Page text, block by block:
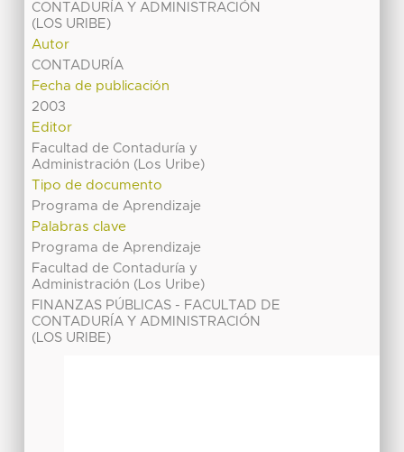
CONTADURÍA Y ADMINISTRACIÓN
(LOS URIBE)
Autor
CONTADURÍA
Fecha de publicación
2003
Editor
Facultad de Contaduría y
Administración (Los Uribe)
Tipo de documento
Programa de Aprendizaje
Palabras clave
Programa de Aprendizaje
Facultad de Contaduría y
Administración (Los Uribe)
FINANZAS PÚBLICAS - FACULTAD DE
CONTADURÍA Y ADMINISTRACIÓN
(LOS URIBE)